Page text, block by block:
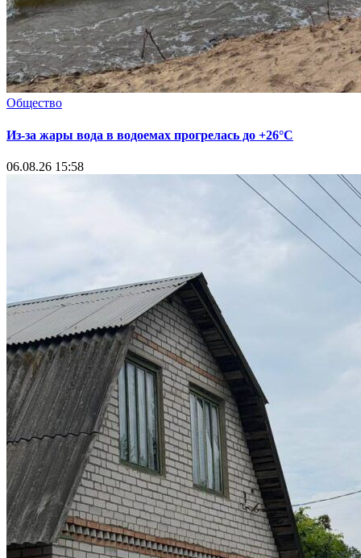
Общество
Из-за жары вода в водоемах прогрелась до +26°C
06.08.26 15:58